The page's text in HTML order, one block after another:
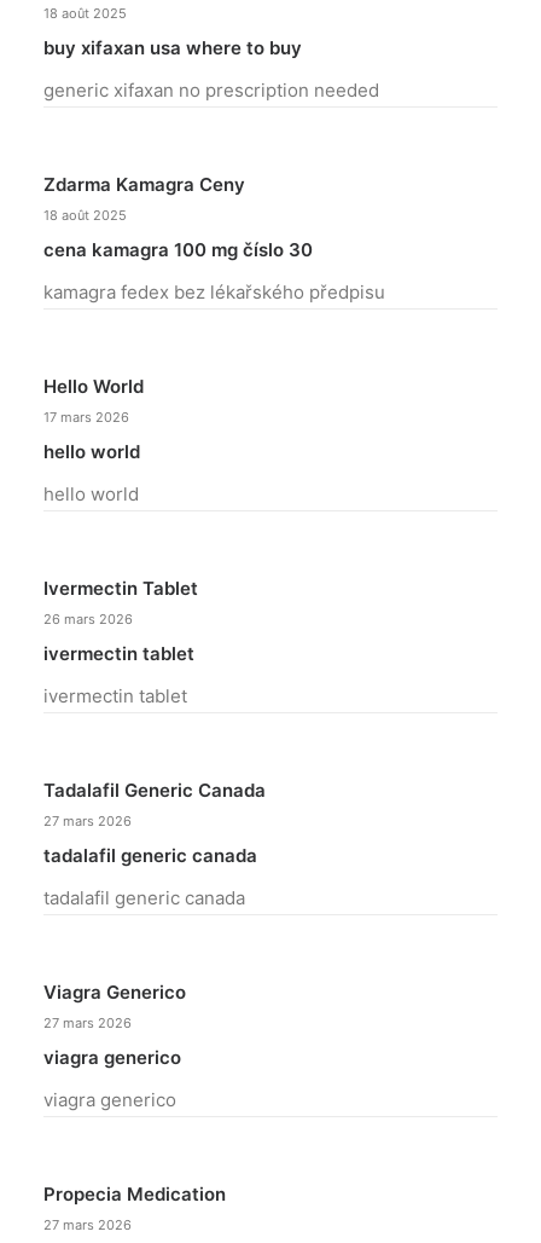
18 août 2025
buy xifaxan usa where to buy
generic xifaxan no prescription needed
Zdarma Kamagra Ceny
18 août 2025
cena kamagra 100 mg číslo 30
kamagra fedex bez lékařského předpisu
Hello World
17 mars 2026
hello world
hello world
Ivermectin Tablet
26 mars 2026
ivermectin tablet
ivermectin tablet
Tadalafil Generic Canada
27 mars 2026
tadalafil generic canada
tadalafil generic canada
Viagra Generico
27 mars 2026
viagra generico
viagra generico
Propecia Medication
27 mars 2026